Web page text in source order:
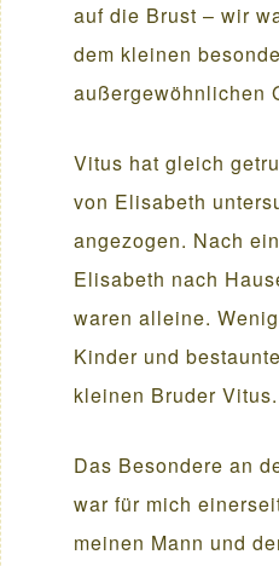
auf die Brust – wir
dem kleinen
außergewöhnlichen
Vitus hat gleich
von Elisabeth
angezogen. Nach
Elisabeth nach
waren alleine.
Kinder und
kleinen Bruder Vitus.
Das Besondere an
war für mich
meinen Mann und